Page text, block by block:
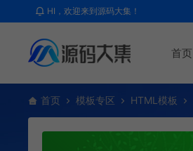
HI，欢迎来到源码大集！
首页
首页 模板专区 HTML模板